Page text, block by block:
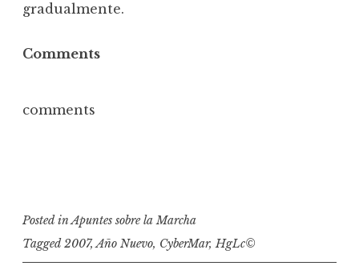
gradualmente.
Comments
comments
Posted inApuntes sobre la Marcha
Tagged2007,Año Nuevo, CyberMar,HgLc©